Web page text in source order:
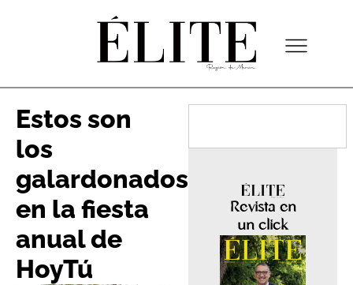
Estos son
los
galardonados
en la fiesta
anual de
HoyTú
Revista en
un click